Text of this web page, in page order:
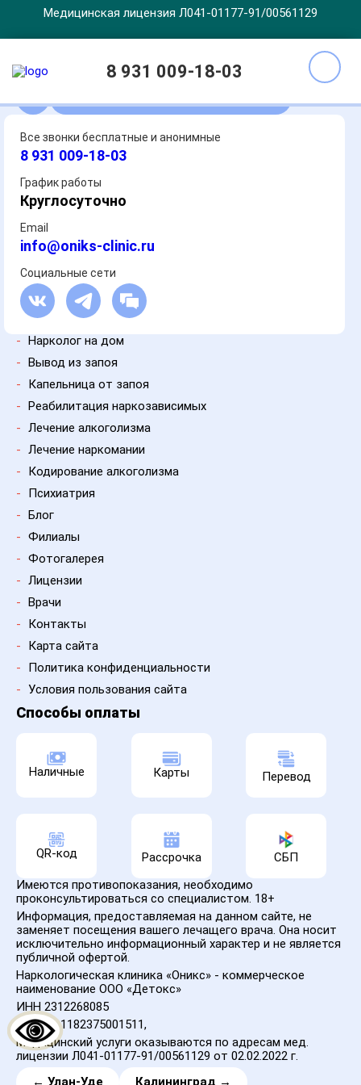
Медицинская лицензия Л041-01177-91/00561129
8 931 009-18-03
- Нарколог на дом
- Вывод из запоя
-
Капельница от запоя
- Реабилитация наркозависимых
- Лечение алкоголизма
- Лечение наркомании
-
Кодирование алкоголизма
-
Психиатрия
- Блог
- Филиалы
- Фотогалерея
- Лицензии
- Врачи
-
Контакты
-
Карта сайта
-
Политика конфиденциальности
- Условия пользования сайта
Все звонки бесплатные и анонимные
8 931 009-18-03
График работы
Круглосуточно
Email
info@oniks-clinic.ru
Социальные сети
Имеются противопоказания, необходимо
проконсультироваться со специалистом. 18+
Информация, предоставляемая на данном сайте, не
заменяет посещения вашего лечащего врача. Она носит
исключительно информационный характер и не является
публичной офертой.
Наркологическая клиника «Оникс» - коммерческое
наименование ООО «Детокс»
ИНН 2312268085
ОГРН – 1182375001511,
Медицинский услуги оказываются по адресам мед.
лицензии Л041-01177-91/00561129 от 02.02.2022 г.
Способы оплаты
Наличные Карты Перевод
QR-код Рассрочка СБП
← Улан-Уде Калининград →